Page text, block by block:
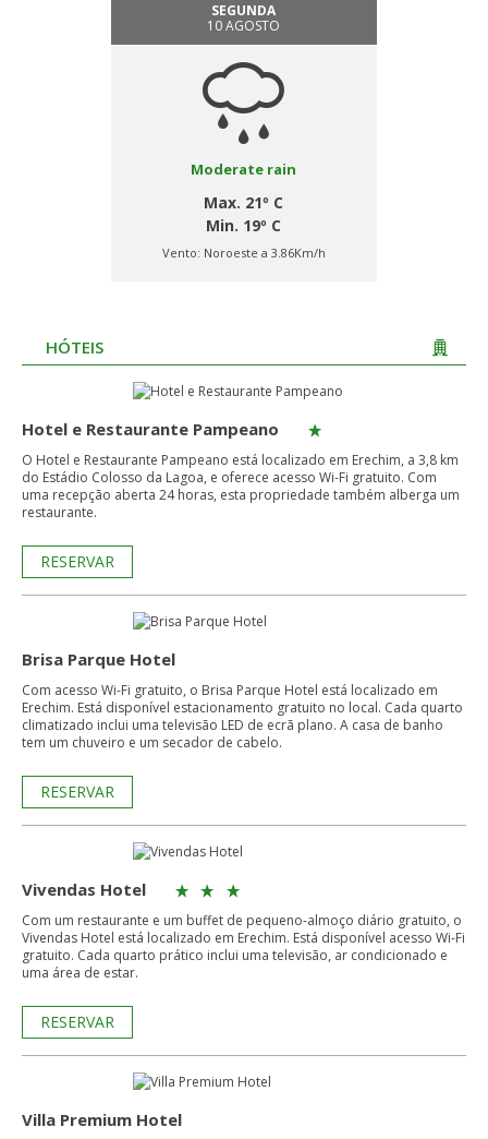
SEGUNDA
10 AGOSTO
Moderate rain
Max. 21º C
Min. 19º C
Vento: Noroeste a 3.86Km/h
HÓTEIS
Hotel e Restaurante Pampeano
O Hotel e Restaurante Pampeano está localizado em Erechim, a 3,8 km
do Estádio Colosso da Lagoa, e oferece acesso Wi-Fi gratuito. Com
uma recepção aberta 24 horas, esta propriedade também alberga um
restaurante.
RESERVAR
Brisa Parque Hotel
Com acesso Wi-Fi gratuito, o Brisa Parque Hotel está localizado em
Erechim. Está disponível estacionamento gratuito no local. Cada quarto
climatizado inclui uma televisão LED de ecrã plano. A casa de banho
tem um chuveiro e um secador de cabelo.
RESERVAR
Vivendas Hotel
Com um restaurante e um buffet de pequeno-almoço diário gratuito, o
Vivendas Hotel está localizado em Erechim. Está disponível acesso Wi-Fi
gratuito. Cada quarto prático inclui uma televisão, ar condicionado e
uma área de estar.
RESERVAR
Villa Premium Hotel